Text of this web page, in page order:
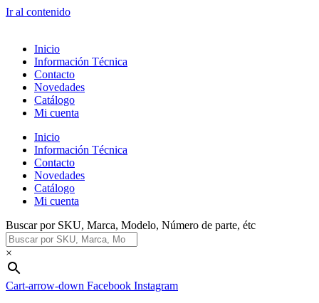
Ir al contenido
Inicio
Información Técnica
Contacto
Novedades
Catálogo
Mi cuenta
Inicio
Información Técnica
Contacto
Novedades
Catálogo
Mi cuenta
Buscar por SKU, Marca, Modelo, Número de parte, étc
×
Cart-arrow-down Facebook Instagram